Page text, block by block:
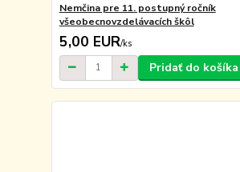
Nemčina pre 11. postupný ročník
všeobecnovzdelávacích škôl
5,00 EUR/ks
Pridať do košíka